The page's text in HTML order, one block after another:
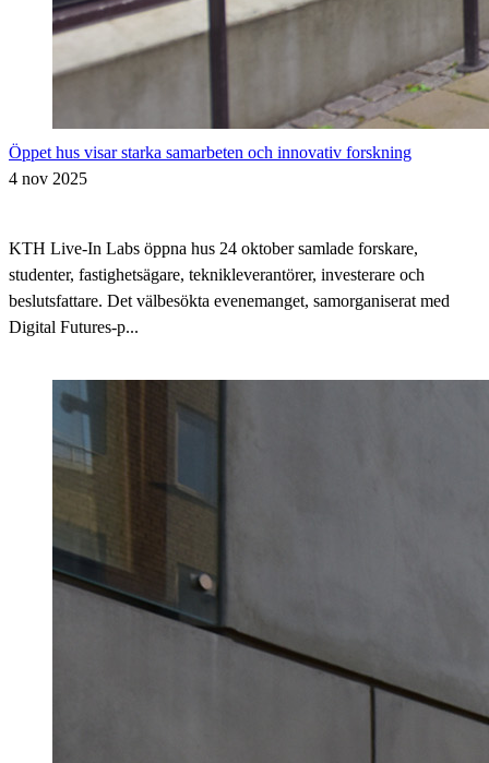
Öppet hus visar starka samarbeten och innovativ forskning
4 nov 2025
KTH Live-In Labs öppna hus 24 oktober samlade forskare,
studenter, fastighetsägare, teknikleverantörer, investerare och
beslutsfattare. Det välbesökta evenemanget, samorganiserat med
Digital Futures-p...